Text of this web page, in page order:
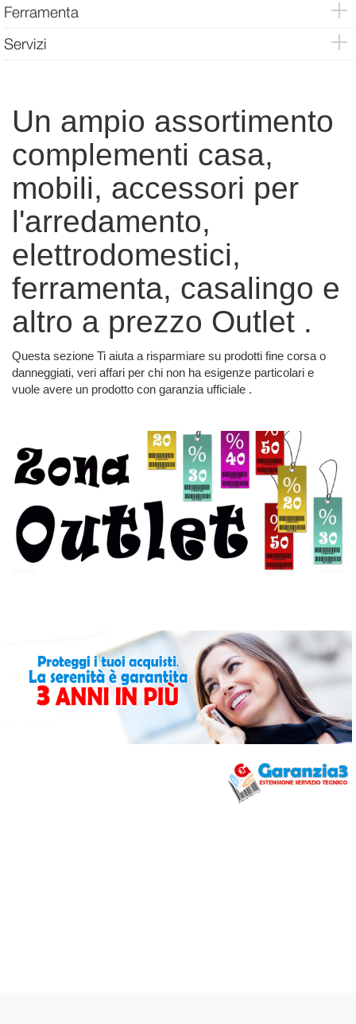
Ferramenta
Servizi
Un ampio assortimento
complementi casa,
mobili, accessori per
l'arredamento,
elettrodomestici,
ferramenta, casalingo e
altro a prezzo Outlet .
Questa sezione Ti aiuta a risparmiare su prodotti fine corsa o
danneggiati, veri affari per chi non ha esigenze particolari e
vuole avere un prodotto con garanzia ufficiale .